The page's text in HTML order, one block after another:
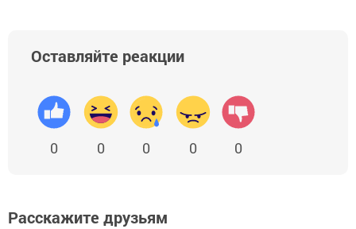
Оставляйте реакции
0 0 0 0 0
Расскажите друзьям